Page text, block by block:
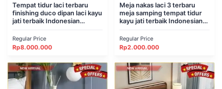
Tempat Tidur
Tempat tidur laci terbaru
finishing duco dipan laci kayu
jati terbaik Indonesian
Regular Price
Rp8.000.000
Tempat Tidur
Meja nakas laci 3 terbaru
meja samping tempat tidur
kayu jati terbaik Indonesian
Regular Price
Rp2.000.000